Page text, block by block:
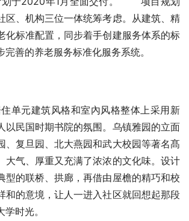
地并开工，2014年10月首期公寓交
。截止目前，实现销售71.2亿元，已交付
区、机构三位一体统筹考虑。从建筑、精
化标准配置，同步着手创建服务体系的标
完善的养老服务标准化服务系统。
元建筑风格和室內风格整体上采用新
以民国时期书院的氛围。乌镇雅园的立面
、复旦园、北大燕园和武大校园等著名髙